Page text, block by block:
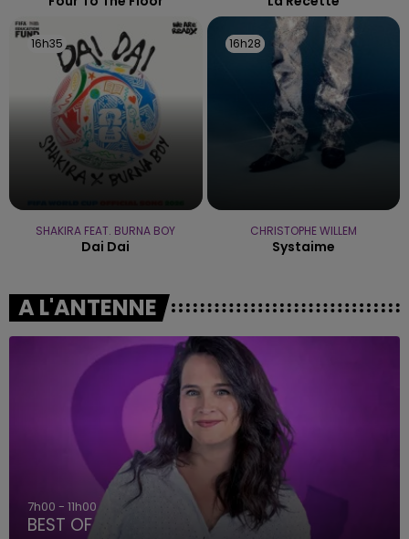
16h35
16h35
SHAKIRA FEAT. BURNA BOY
Dai Dai
16h28
16h28
CHRISTOPHE WILLEM
Systaime
A L'ANTENNE
7h00 - 11h00
BEST OF